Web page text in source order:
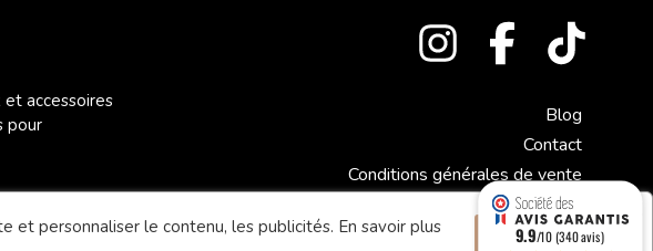
accessoires
pour
Blog
Contact
Conditions générales de vente
Mentions légales
et personnaliser le contenu, les publicités. En savoir plus Accepter
9.9/10 (340 avis)